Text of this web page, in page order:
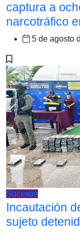
captura a
narcotráfico
5 de agosto
Sucesos
Incautación
sujeto